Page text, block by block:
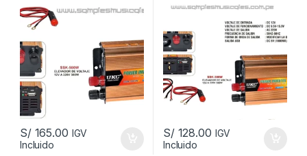
S/165.00 IGV
Incluido
S/128.00 IGV
Incluido